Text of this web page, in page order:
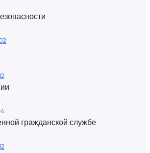
гражданской службе